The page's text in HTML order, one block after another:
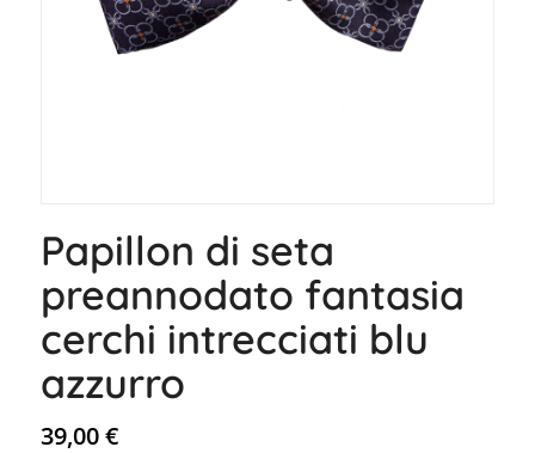
Papillon di seta
preannodato fantasia
cerchi intrecciati blu
azzurro
39,00€